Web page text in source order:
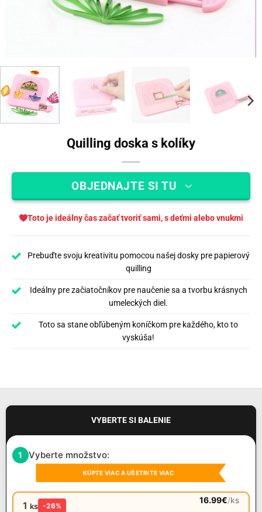
Quilling doska s kolíky
OBJEDNAJTE SI TU
Toto je ideálny čas začať tvoriť sami, s deťmi alebo vnukmi
Prebuďte svoju kreativitu pomocou našej dosky pre papierový
quilling
Ideálny pre začiatočníkov pre naučenie sa a tvorbu krásnych
umeleckých diel.
Toto sa stane obľúbeným koníčkom pre každého, kto to
vyskúša!
VYBERTE SI BALENIE
1 Vyberte množstvo:
KÚPTE VIAC A UŠETRITE VIAC
1 ks -26%
16.99€/ks